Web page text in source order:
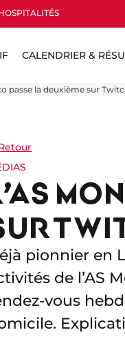
CALENDRIER &
passe la deuxième sur
pionnier en
de l’AS
vous